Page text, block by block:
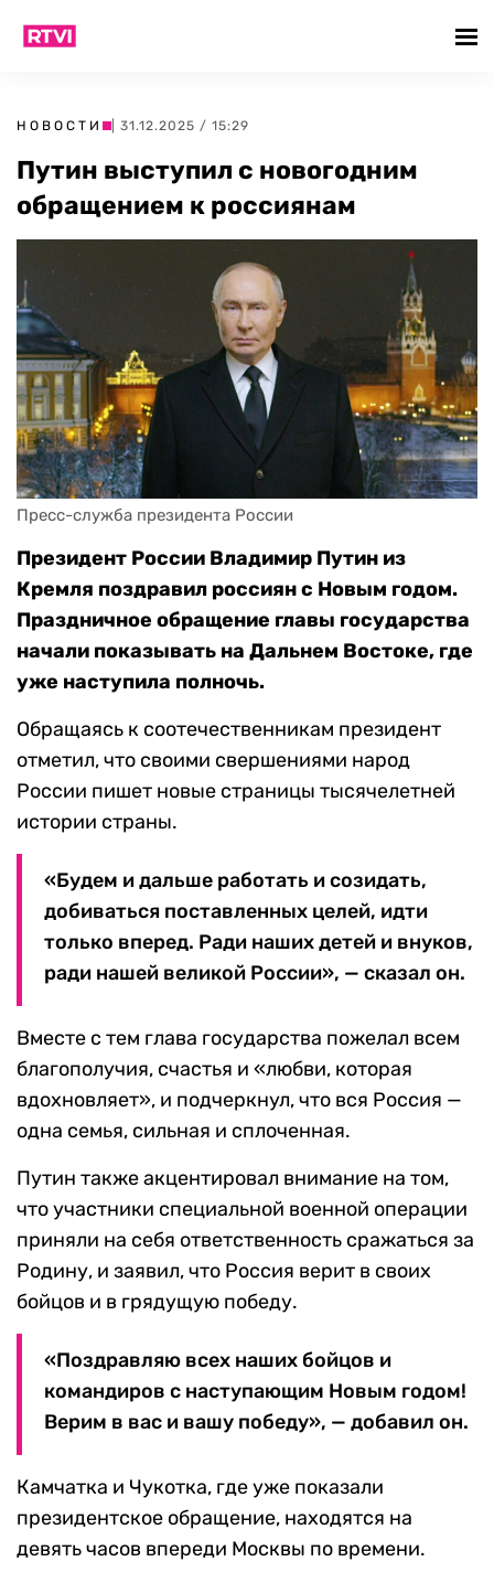
НОВОСТИ | 31.12.2025 / 15:29
Путин выступил с новогодним
обращением к россиянам
Пресс-служба президента России
Президент России Владимир Путин из
Кремля поздравил россиян с Новым годом.
Праздничное обращение главы государства
начали показывать на Дальнем Востоке, где
уже наступила полночь.
Обращаясь к соотечественникам президент
отметил, что своими свершениями народ
России пишет новые страницы тысячелетней
истории страны.
«Будем и дальше работать и созидать,
добиваться поставленных целей, идти
только вперед. Ради наших детей и внуков,
ради нашей великой России», — сказал он.
Вместе с тем глава государства пожелал всем
благополучия, счастья и «любви, которая
вдохновляет», и подчеркнул, что вся Россия —
одна семья, сильная и сплоченная.
Путин также акцентировал внимание на том,
что участники специальной военной операции
приняли на себя ответственность сражаться за
Родину, и заявил, что Россия верит в своих
бойцов и в грядущую победу.
«Поздравляю всех наших бойцов и
командиров с наступающим Новым годом!
Верим в вас и вашу победу», — добавил он.
Камчатка и Чукотка, где уже показали
президентское обращение, находятся на
девять часов впереди Москвы по времени.